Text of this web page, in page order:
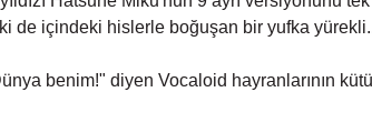
belki de içindeki hislerle boğuşan
benim!" diyen Vocaloid hayranlarının